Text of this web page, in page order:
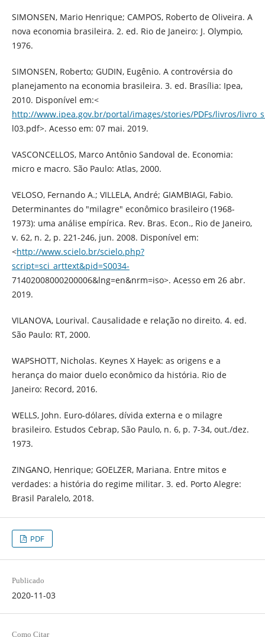
SIMONSEN, Mario Henrique; CAMPOS, Roberto de Oliveira. A
nova economia brasileira. 2. ed. Rio de Janeiro: J. Olympio,
1976.
SIMONSEN, Roberto; GUDIN, Eugênio. A controvérsia do
planejamento na economia brasileira. 3. ed. Brasília: Ipea,
2010. Disponível em:<
http://www.ipea.gov.br/portal/images/stories/PDFs/livros/
l03.pdf>. Acesso em: 07 mai. 2019.
VASCONCELLOS, Marco Antônio Sandoval de. Economia:
micro e macro. São Paulo: Atlas, 2000.
VELOSO, Fernando A.; VILLELA, André; GIAMBIAGI, Fabio.
Determinantes do "milagre" econômico brasileiro (1968-
1973): uma análise empírica. Rev. Bras. Econ., Rio de Janeiro,
v. 62, n. 2, p. 221-246, jun. 2008. Disponível em:
<http://www.scielo.br/scielo.php?
script=sci_arttext&pid=S0034-
71402008000200006&lng=en&nrm=iso>. Acesso em 26 abr.
2019.
VILANOVA, Lourival. Causalidade e relação no direito. 4. ed.
São Paulo: RT, 2000.
WAPSHOTT, Nicholas. Keynes X Hayek: as origens e a
herança do maior duelo econômico da história. Rio de
Janeiro: Record, 2016.
WELLS, John. Euro-dólares, dívida externa e o milagre
brasileiro. Estudos Cebrap, São Paulo, n. 6, p. 7-34, out./dez.
1973.
ZINGANO, Henrique; GOELZER, Mariana. Entre mitos e
verdades: a história do regime militar. 3. ed. Porto Alegre:
Brasil Paralelo, 2018.
PDF
Publicado
2020-11-03
Como Citar